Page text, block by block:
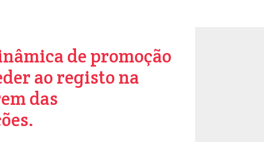
de promoção
ao registo na
das